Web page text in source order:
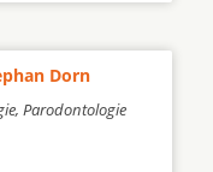
Dorn
Parodontologie